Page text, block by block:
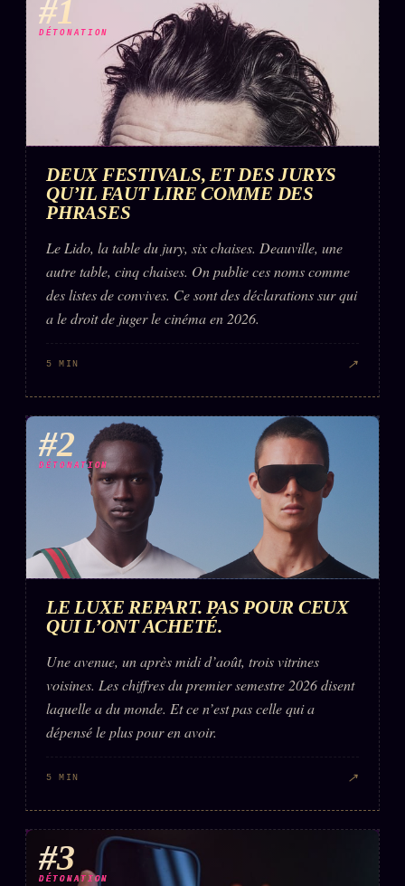
#1
DÉTONATION
DEUX FESTIVALS, ET DES JURYS
QU’IL FAUT LIRE COMME DES
PHRASES
Le Lido, la table du jury, six chaises. Deauville, une
autre table, cinq chaises. On publie ces noms comme
des listes de convives. Ce sont des déclarations sur qui
a le droit de juger le cinéma en 2026.
5 MIN ↗
#2
DÉTONATION
LE LUXE REPART. PAS POUR CEUX
QUI L’ONT ACHETÉ.
Une avenue, un après midi d’août, trois vitrines
voisines. Les chiffres du premier semestre 2026 disent
laquelle a du monde. Et ce n’est pas celle qui a
dépensé le plus pour en avoir.
5 MIN ↗
#3
DÉTONATION